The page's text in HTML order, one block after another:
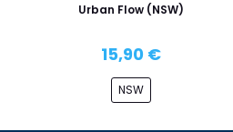
Urban Flow (NSW)
15,90 €
NSW